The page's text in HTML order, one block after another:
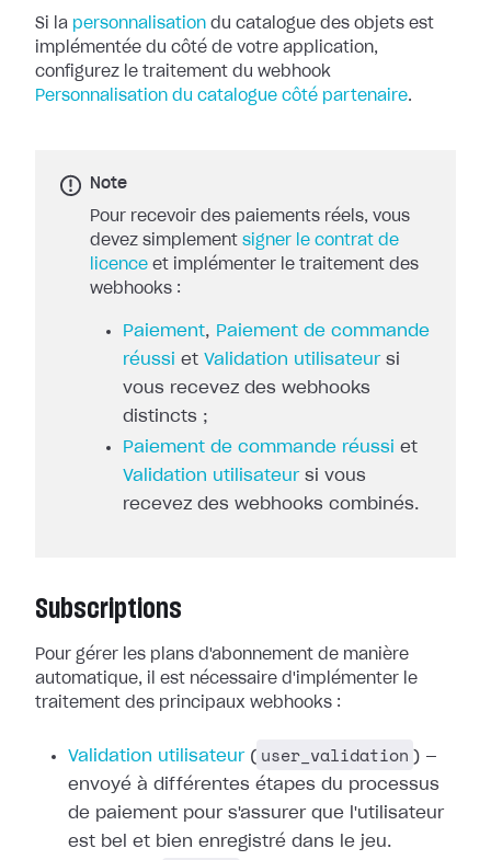
Si la personnalisation du catalogue des objets est
implémentée du côté de votre application,
configurez le traitement du webhook
Personnalisation du catalogue côté partenaire.
Note
Pour recevoir des paiements réels, vous
devez simplement signer le contrat de
licence et implémenter le traitement des
webhooks :
Paiement, Paiement de commande
réussi et Validation utilisateursi
vous recevez des webhooks
distincts ;
Paiement de commande réussi et
Validation utilisateursi vous
recevez des webhooks combinés.
Subscriptions
Pour gérer les plans d'abonnement de manière
automatique, il est nécessaire d'implémenter le
traitement des principaux webhooks :
Validation utilisateur ( user_validation ) —
envoyé à différentes étapes du processus
de paiement pour s'assurer que l'utilisateur
est bel et bien enregistré dans le jeu.